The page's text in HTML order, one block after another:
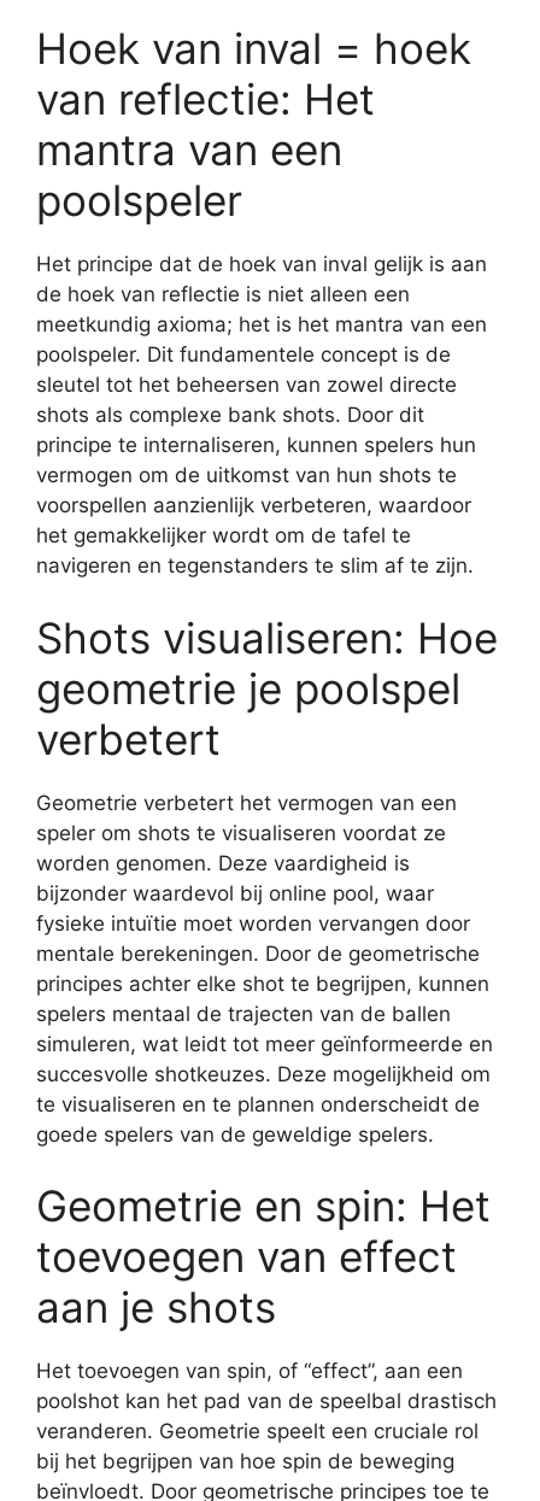
Hoek van inval = hoek
van reflectie: Het
mantra van een
poolspeler
Het principe dat de hoek van inval gelijk is aan
de hoek van reflectie is niet alleen een
meetkundig axioma; het is het mantra van een
poolspeler. Dit fundamentele concept is de
sleutel tot het beheersen van zowel directe
shots als complexe bank shots. Door dit
principe te internaliseren, kunnen spelers hun
vermogen om de uitkomst van hun shots te
voorspellen aanzienlijk verbeteren, waardoor
het gemakkelijker wordt om de tafel te
navigeren en tegenstanders te slim af te zijn.
Shots visualiseren: Hoe
geometrie je poolspel
verbetert
Geometrie verbetert het vermogen van een
speler om shots te visualiseren voordat ze
worden genomen. Deze vaardigheid is
bijzonder waardevol bij online pool, waar
fysieke intuïtie moet worden vervangen door
mentale berekeningen. Door de geometrische
principes achter elke shot te begrijpen, kunnen
spelers mentaal de trajecten van de ballen
simuleren, wat leidt tot meer geïnformeerde en
succesvolle shotkeuzes. Deze mogelijkheid om
te visualiseren en te plannen onderscheidt de
goede spelers van de geweldige spelers.
Geometrie en spin: Het
toevoegen van effect
aan je shots
Het toevoegen van spin, of “effect”, aan een
poolshot kan het pad van de speelbal drastisch
veranderen. Geometrie speelt een cruciale rol
bij het begrijpen van hoe spin de beweging
beïnvloedt. Door geometrische principes toe te